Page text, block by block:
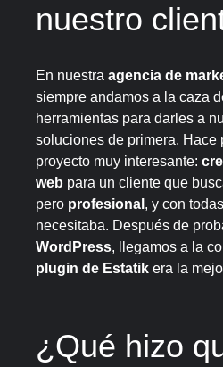
nuestro
En nuestra agencia de
siempre andamos a la caza
herramientas para darles a
soluciones de primera. Hace
proyecto muy interesante:
web para un cliente que
pero profesional , y con
necesitaba. Después de
WordPress, llegamos a la
plugin de Estatik era la
¿Qué hizo